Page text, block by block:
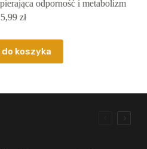
odporność i metabolizm
5,99 zł
do koszyka